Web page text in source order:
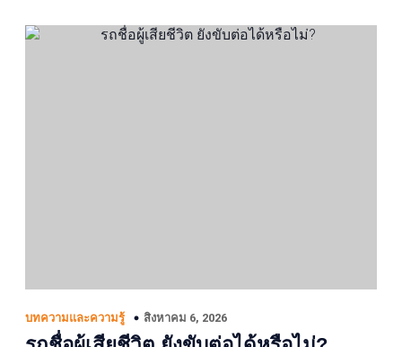
บทความและความรู้ สิงหาคม 6, 2026